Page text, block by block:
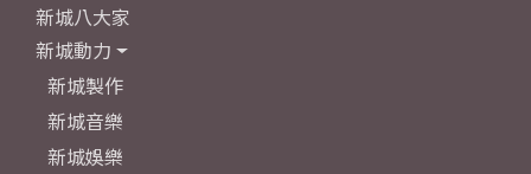
新城八大家
新城動力
新城製作
新城音樂
新城娛樂